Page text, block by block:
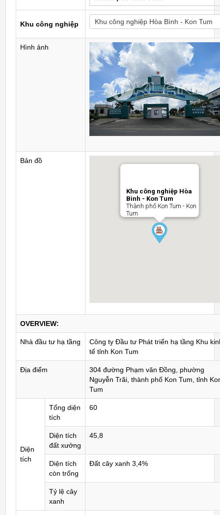
Khu công nghiệp
Hình ảnh
Bản đồ
Khu công nghiệp Hòa
Bình - Kon Tum
Thành phố Kon Tum - Kon
Tum
OVERVIEW:
Nhà đầu tư hạ tầng
Công ty Đầu tư Phát triển hạ tầng Khu
tế tỉnh Kon Tum
Địa điểm
304 đường Phạm văn Đồng, phường
Nguyễn Trãi, thành phố Kon Tum, tỉnh
Tum
Diện
tích
Tổng diện
tích
60
Diện tích
đất xưởng
45,8
Diện tích
còn trống
Đất cây xanh 3,4%
Tỷ lệ cây
xanh